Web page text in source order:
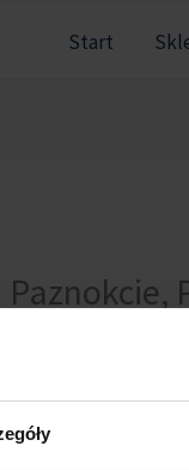
Start
tej sekcji, ponieważ